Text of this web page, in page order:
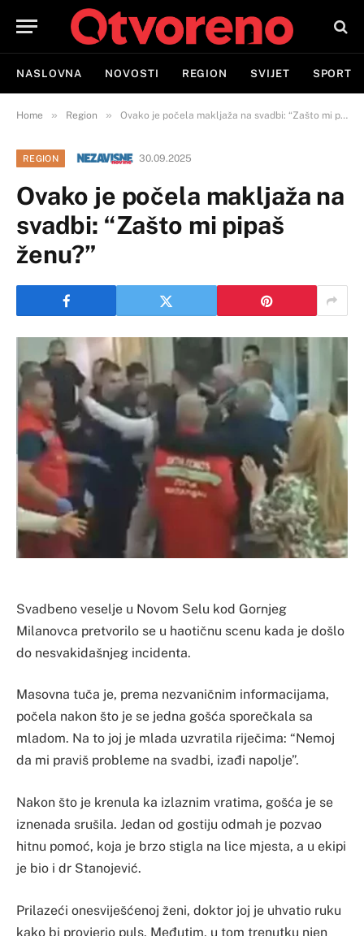
NASLOVNA NOVOSTI REGION SVIJET SPORT
Home » Region » Ovako je počela makljaža na svadbi: “Zašto mi pipaš ženu?”
REGION 30.09.2025
Ovako je počela makljaža na
svadbi: “Zašto mi pipaš
ženu?”
Svadbeno veselje u Novom Selu kod Gornjeg
Milanovca pretvorilo se u haotičnu scenu kada je došlo
do nesvakidašnjeg incidenta.
Masovna tuča je, prema nezvaničnim informacijama,
počela nakon što je se jedna gošća sporečkala sa
mladom. Na to joj je mlada uzvratila riječima: “Nemoj
da mi praviš probleme na svadbi, izađi napolje”.
Nakon što je krenula ka izlaznim vratima, gošća je se
iznenada srušila. Jedan od gostiju odmah je pozvao
hitnu pomoć, koja je brzo stigla na lice mjesta, a u ekipi
je bio i dr Stanojević.
Prilazeći onesviješćenoj ženi, doktor joj je uhvatio ruku
kako bi provjerio puls. Međutim, u tom trenutku njen